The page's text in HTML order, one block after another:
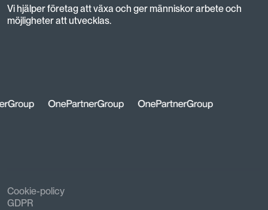
Vi hjälper företag att växa och ger människor arbete och
möjligheter att utvecklas.
Cookie-policy
GDPR